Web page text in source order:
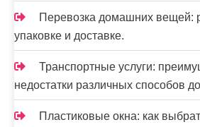
Перевозка домашних вещей:
упаковке и доставке.
Транспортные услуги:
недостатки различных способов
Пластиковые окна: как